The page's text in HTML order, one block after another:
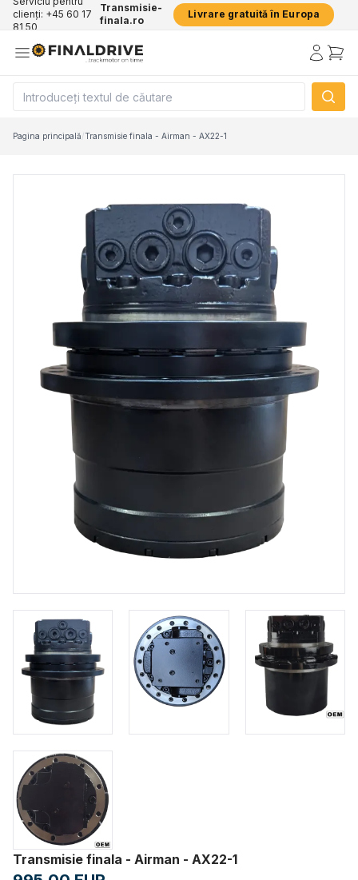
clienți: +45 60 17
81 50
Transmisie-
finala.ro
Livrare gratuită în Europa
Pagina principală/Transmisie finala - Airman - AX22-1
Transmisie finala - Airman - AX22-1